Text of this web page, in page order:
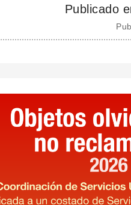
Publicado